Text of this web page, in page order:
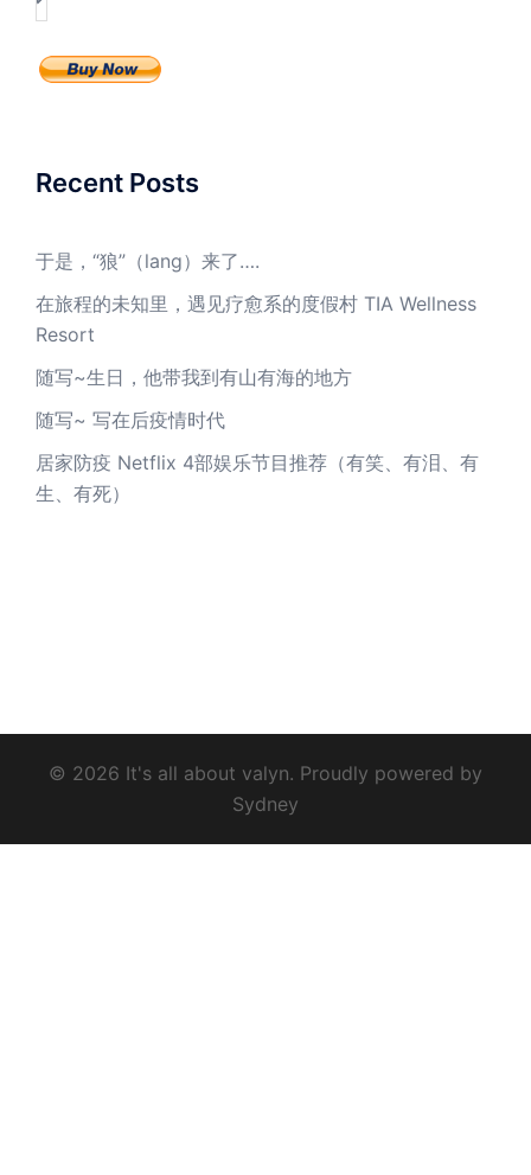
Recent Posts
于是，“狼”（lang）来了….
在旅程的未知里，遇见疗愈系的度假村 TIA Wellness
Resort
随写~生日，他带我到有山有海的地方
随写~ 写在后疫情时代
居家防疫 Netflix 4部娱乐节目推荐（有笑、有泪、有
生、有死）
© 2026 It's all about valyn. Proudly powered by
Sydney